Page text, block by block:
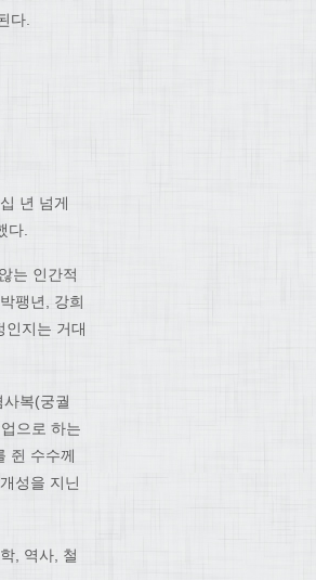
다.
년 넘게
다.
는 인간적
팽년, 강희
인지는 거대
복(궁궐
으로 하는
쥔 수수께
성을 지닌
, 역사, 철